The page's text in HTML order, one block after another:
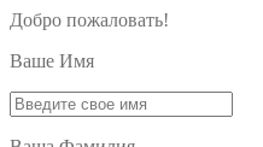
Добро пожаловать!
Ваше Имя